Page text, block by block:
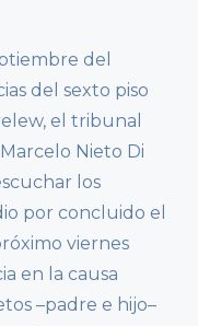
del
del sexto piso
el tribunal
Nieto Di
los
por concluido el
viernes
en la causa
–padre e hijo–